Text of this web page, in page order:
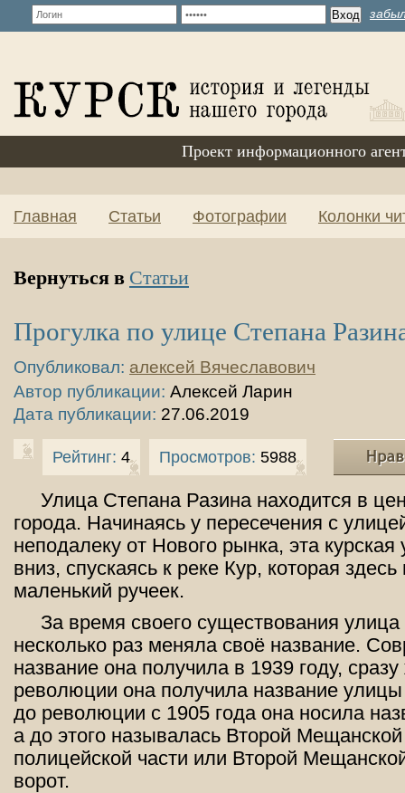
Проект информационного
Главная Статьи Фотографии Колонки
Вернуться в Статьи
Прогулка по улице Степана
Опубликовал: алексей Вячеславович
Автор публикации: Алексей Ларин
Дата публикации: 27.06.2019
Рейтинг: 4 Просмотров: 5988
Улица Степана Разина находится в
города. Начинаясь у пересечения с
неподалеку от Нового рынка, эта курская
вниз, спускаясь к реке Кур, которая
маленький ручеек.
За время своего существования
несколько раз меняла своё название.
название она получила в 1939 году,
революции она получила название
до революции с 1905 года она носила
а до этого называлась Второй
полицейской части или Второй
ворот.